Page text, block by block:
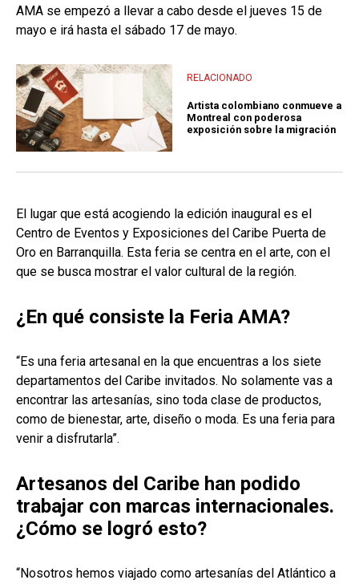
AMA se empezó a llevar a cabo desde el jueves 15 de
mayo e irá hasta el sábado 17 de mayo.
RELACIONADO
Artista colombiano conmueve a
Montreal con poderosa
exposición sobre la migración
El lugar que está acogiendo la edición inaugural es el
Centro de Eventos y Exposiciones del Caribe Puerta de
Oro en Barranquilla. Esta feria se centra en el arte, con el
que se busca mostrar el valor cultural de la región.
¿En qué consiste la Feria AMA?
“Es una feria artesanal en la que encuentras a los siete
departamentos del Caribe invitados. No solamente vas a
encontrar las artesanías, sino toda clase de productos,
como de bienestar, arte, diseño o moda. Es una feria para
venir a disfrutarla”.
Artesanos del Caribe han podido
trabajar con marcas internacionales.
¿Cómo se logró esto?
“Nosotros hemos viajado como artesanías del Atlántico a